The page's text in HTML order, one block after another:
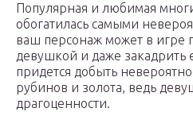
Популярная и любимая
обогатилась самыми
ваш персонаж может в игре
девушкой и даже закадрить
придется добыть
рубинов и золота, ведь
драгоценности.